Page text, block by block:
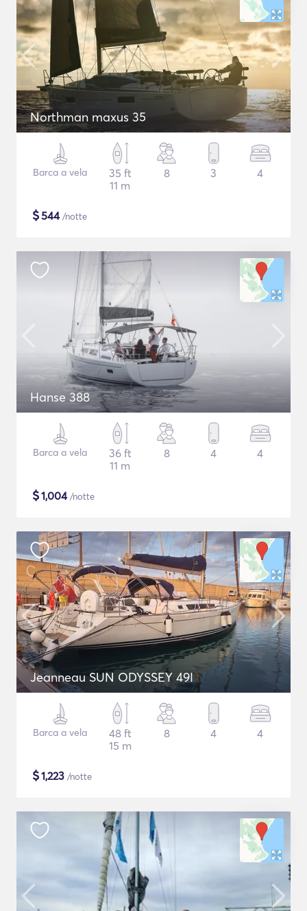
Northman maxus 35
Barca a vela
35 ft
11 m
8 3 4
$544/notte
Hanse 388
Barca a vela
36 ft
11 m
8 4 4
$1,004/notte
Jeanneau SUN ODYSSEY 49I
Barca a vela
48 ft
15 m
8 4 4
$1,223 /notte